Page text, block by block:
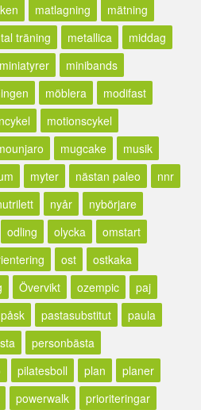
matlagning
mätning
träning metallica
middag
miniatyrer
minibands
möblera
modifast
motionscykel
mugcake
musik
myter nästan paleo
nnr
nyår
nybörjare
odling olycka
omstart
ost
ostkaka
Övervikt ozempic
paj
påsk pastasubstitut
paula
personbästa
pilatesboll plan
planer
powerwalk
prioriteringar